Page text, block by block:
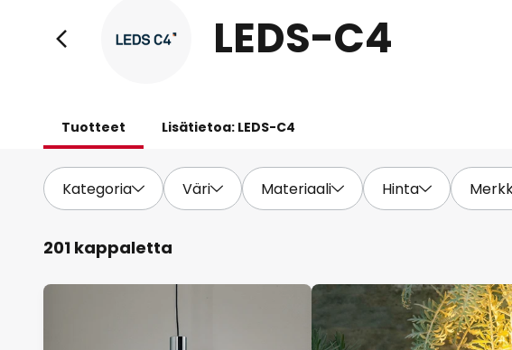
LEDS-C4
Tuotteet Lisätietoa: LEDS-C4
Kategoria Väri Materiaali Hinta
201 kappaletta